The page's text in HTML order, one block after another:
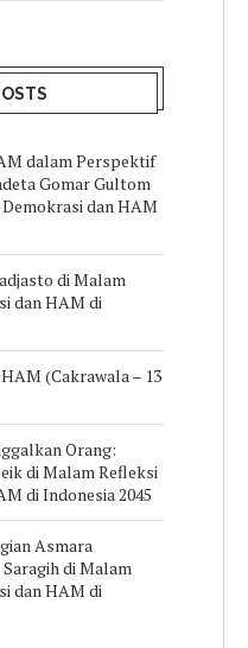
dalam Perspektif
Gomar Gultom
dan HAM
diMalam
dan HAM di
(Cakrawala – 13
Orang:
di Malam Refleksi
di Indonesia 2045
Asmara
di Malam
dan HAM di